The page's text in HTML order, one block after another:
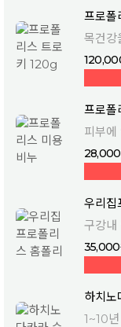
프로폴
목건강
프로폴
피부에
28,000
우리집
구강내
35,000
하치
1~10